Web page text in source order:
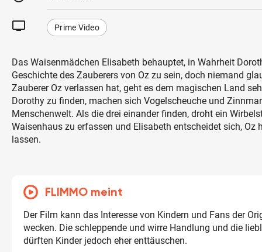
tv Prime Video
Das Waisenmädchen Elisabeth behauptet, in Wahrheit
Geschichte des Zauberers von Oz zu sein, doch niemand
Zauberer Oz verlassen hat, geht es dem magischen Land
Dorothy zu finden, machen sich Vogelscheuche und
Menschenwelt. Als die drei einander finden, droht ein
Waisenhaus zu erfassen und Elisabeth entscheidet sich, Oz
lassen.
FLIMMO meint
Der Film kann das Interesse von Kindern und Fans der
wecken. Die schleppende und wirre Handlung und die
dürften Kinder jedoch eher enttäuschen.